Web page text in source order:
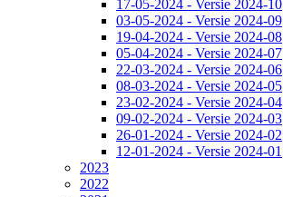
17-05-2024 - Versie 2024-10
03-05-2024 - Versie 2024-09
19-04-2024 - Versie 2024-08
05-04-2024 - Versie 2024-07
22-03-2024 - Versie 2024-06
08-03-2024 - Versie 2024-05
23-02-2024 - Versie 2024-04
09-02-2024 - Versie 2024-03
26-01-2024 - Versie 2024-02
12-01-2024 - Versie 2024-01
2023
2022